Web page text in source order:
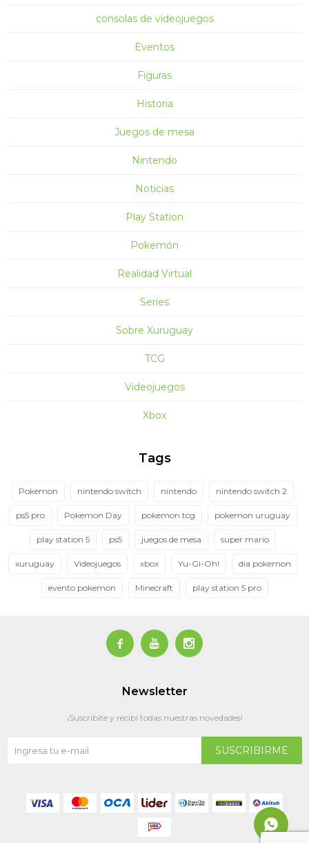
consolas de videojuegos
Eventos
Figuras
Historia
Juegos de mesa
Nintendo
Noticias
Play Station
Pokemón
Realidad Virtual
Series
Sobre Xuruguay
TCG
Videojuegos
Xbox
Tags
Pokemon nintendo switch nintendo nintendo switch 2
ps5 pro Pokemon Day pokemon tcg pokemon uruguay
play station 5 ps5 juegos de mesa super mario
xuruguay Videojuegos xbox Yu-Gi-Oh! dia pokemon
evento pokemon Minecraft play station 5 pro
  
Newsletter
¡Suscribite y recibí todas nuestras novedades!
SUSCRIBIRME